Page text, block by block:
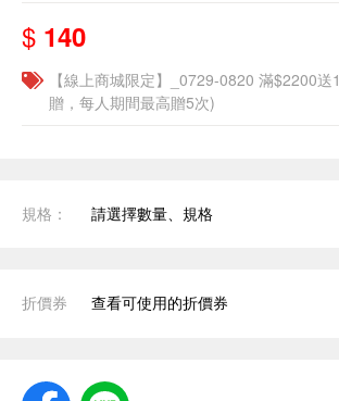
$ 140
【線上商城限定】_0729-0820 滿$2200
贈，每人期間最高贈5次)
規格： 請選擇數量、規格
折價券 查看可使用的折價券